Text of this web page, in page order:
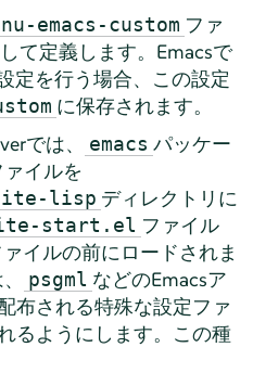
emacs-custom ファ
て定義します。Emacsで
定を行う場合、この設定
に保存されます。
では、 emacs パッケー
ァイルを
lisp ディレクトリに
start.el ファイル
イルの前にロードされま
psgml などのEmacsア
布される特殊な設定ファ
るようにします。この種